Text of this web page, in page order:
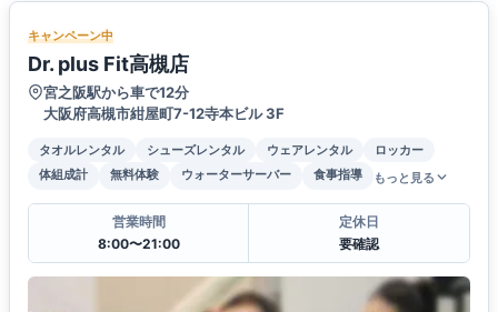
キャンペーン中
Dr. plus Fit高槻店
宮之阪駅から車で12分
大阪府高槻市紺屋町7-12寺本ビル 3F
タオルレンタル シューズレンタル ウェアレンタル
ロッカー
体組成計
無料体験 ウォーターサーバー 食事指導 もっと見る
営業時間
8:00〜21:00
定休日
要確認